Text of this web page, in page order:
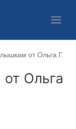
от Ольга Г.
Ольга